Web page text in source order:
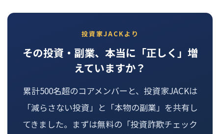
投資家JACKより
その投資・副業、本当に「正しく」増
えていますか？
累計500名超のコアメンバーと、投資家JACKは
「減らさない投資」と「本物の副業」を共有し
てきました。まずは無料の「投資詐欺チェック